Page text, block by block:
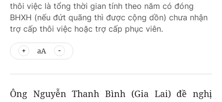
thôi việc là tổng thời gian tính theo năm có đóng
BHXH (nếu đứt quãng thì được cộng dồn) chưa nhận
trợ cấp thôi việc hoặc trợ cấp phục viên.
aA
Ông Nguyễn Thanh Bình (Gia Lai) đề nghị